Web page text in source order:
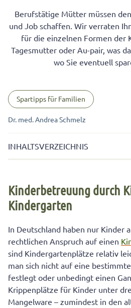
Berufstätige Mütter müssen
und Job schaffen. Wir verraten
für die einzelnen Formen der
Tagesmutter oder Au-pair, was
wo Sie eventuell
Spartipps für Familien
Dr. med. Andrea Schmelz
INHALTSVERZEICHNIS
Tagesmutter: Individuelle
Kleingruppe
Kosten für Au-pair:
internationalem Schwerpunkt
Kinderbetreuung durch
Kindergarten
In Deutschland haben nur Kinder
rechtlichen Anspruch auf einen
sind Kindergartenplätze relativ
man sich nicht auf eine
festlegt oder unbedingt einen
Krippenplätze für Kinder unter
Mangelware – zumindest in den